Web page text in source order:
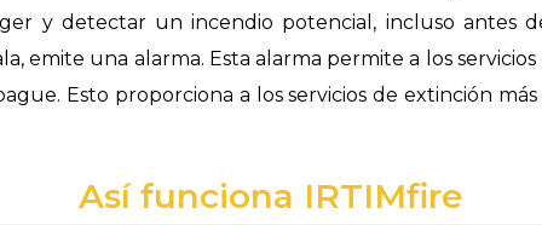
y detectar un incendio potencial, incluso antes
emite una alarma. Esta alarma permite a los
. Esto proporciona a los servicios de extinción
Así funciona IRTIMfire